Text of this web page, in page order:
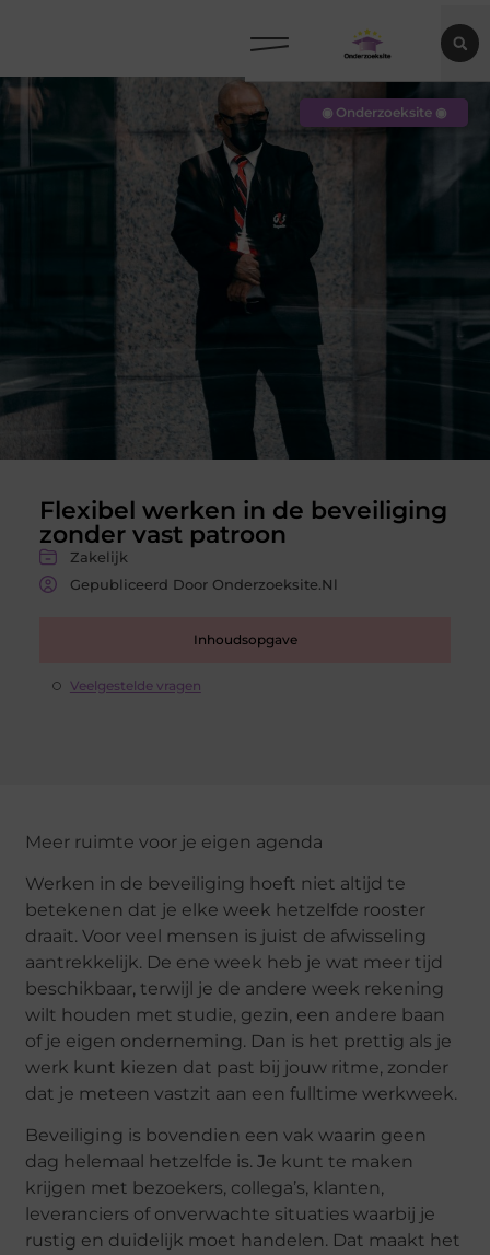
Flexibel werken in de beveiliging
zonder vast patroon
Zakelijk
Gepubliceerd Door Onderzoeksite.nl
Inhoudsopgave
Veelgestelde vragen
◉ Onderzoeksite ◉
Meer ruimte voor je eigen agenda
Werken in de beveiliging hoeft niet altijd te
betekenen dat je elke week hetzelfde rooster
draait. Voor veel mensen is juist de afwisseling
aantrekkelijk. De ene week heb je wat meer tijd
beschikbaar, terwijl je de andere week rekening
wilt houden met studie, gezin, een andere baan
of je eigen onderneming. Dan is het prettig als je
werk kunt kiezen dat past bij jouw ritme, zonder
dat je meteen vastzit aan een fulltime werkweek.
Beveiliging is bovendien een vak waarin geen
dag helemaal hetzelfde is. Je kunt te maken
krijgen met bezoekers, collega’s, klanten,
leveranciers of onverwachte situaties waarbij je
rustig en duidelijk moet handelen. Dat maakt het